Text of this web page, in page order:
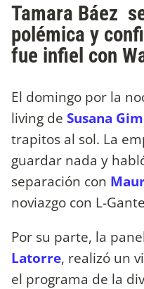
Tamara Báez
polémica y
fue infiel con
El domingo por la
living de Susana
trapitos al sol. La
guardar nada y
separación con
noviazgo con L-
Por su parte, la
Latorre, realizó un
el programa de la